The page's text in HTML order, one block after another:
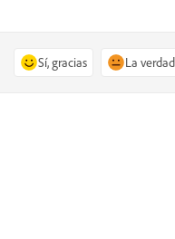
Sí, gracias La